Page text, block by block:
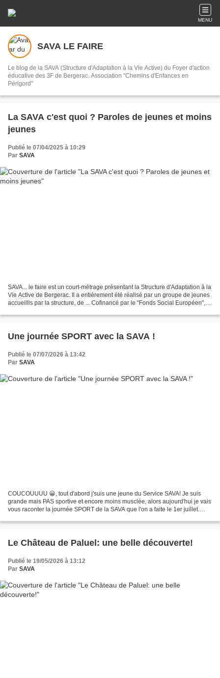
MENU
SAVA LE FAIRE
Le blog de la SAVA (Structure d'Adaptation à la Vie Active) du Foyer d'action
éducative des 3F de Bergerac. Association "Chemins d'Enfances en
Périgord"
La SAVA c'est quoi ? Paroles de jeunes et moins
jeunes
Publié le 07/04/2025 à 10:29
Par SAVA
SAVA... le faire est un court-métrage présentant la Structure d'Adaptation à la
Vie Active de Bergerac. Il a entièrement été réalisé par un groupe de jeunes
accueillis par la structure, de ... Cofinancé par le "Fonds Social Européen",
Une journée SPORT avec la SAVA !
Publié le 07/07/2026 à 13:42
Par SAVA
COUCOUUUU 😀, tout d'abord j'suis une jeune du Service SAVA! Je suis
grande mais PAS sportive et encore moins musclée, alors aujourd'hui je vais
vous raconter la journée SPORT de la SAVA que l'on a faite le 1er juillet.
Le Château de Paluel: une belle découverte!
Publié le 19/05/2026 à 13:12
Par SAVA